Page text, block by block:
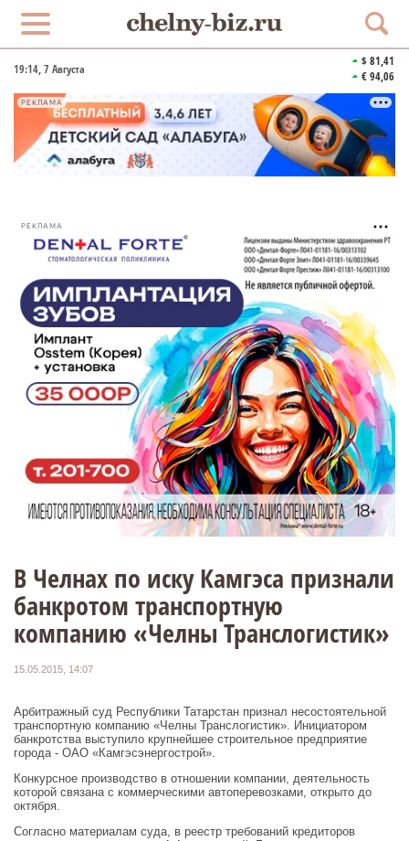
19:14, 7 Августа
$ 81,41
€ 94,06
РЕКЛАМА
РЕКЛАМА
В Челнах по иску Камгэса признали
банкротом транспортную
компанию «Челны Транслогистик»
15.05.2015, 14:07
Арбитражный суд Республики Татарстан признал несостоятельной
транспортную компанию «Челны Транслогистик». Инициатором
банкротства выступило крупнейшее строительное предприятие
города - ОАО «Камгэсэнергострой».
Конкурсное производство в отношении компании, деятельность
которой связана с коммерческими автоперевозками, открыто до
октября.
Согласно материалам суда, в реестр требований кредиторов